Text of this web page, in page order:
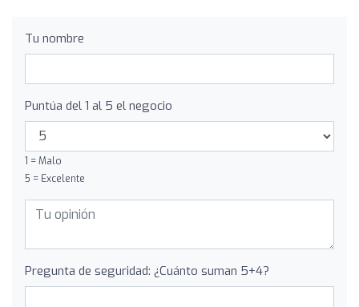
Tu nombre
Puntúa del 1 al 5 el negocio
1 = Malo
5 = Excelente
Pregunta de seguridad: ¿Cuánto suman 5+4?